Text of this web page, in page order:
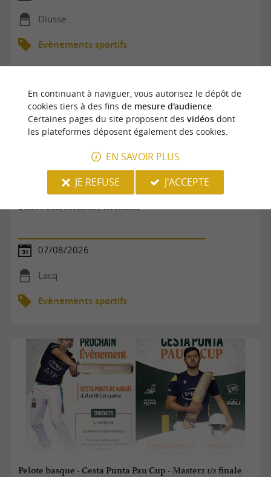
Diusse
Evènements sportifs
Soirée accrobranche nocturne
07/08/2026
Lacq
Evènements sportifs
Pelote basque - Cesta Punta Pau Cup - Master2 1/2 finale
En continuant à naviguer, vous autorisez le dépôt de
cookies tiers à des fins de mesure d'audience.
Certaines pages du site proposent des vidéosdont
les plateformes déposent également des cookies.
EN SAVOIR PLUS
JE REFUSE
J'ACCEPTE